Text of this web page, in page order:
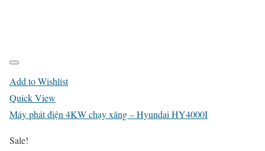
Add to Wishlist
Quick View
Máy phát điện 4KW chạy xăng – Hyundai HY4000I
Sale!